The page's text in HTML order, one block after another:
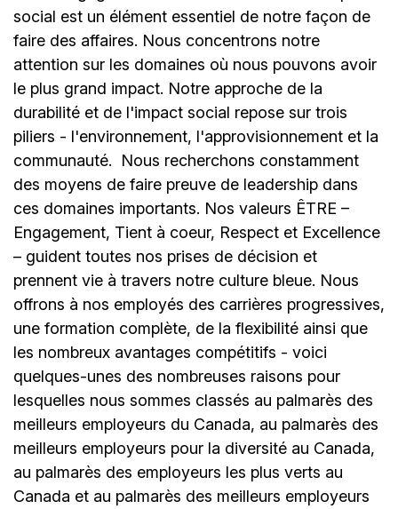
social est un élément essentiel de notre façon de
faire des affaires. Nous concentrons notre
attention sur les domaines où nous pouvons avoir
le plus grand impact. Notre approche de la
durabilité et de l'impact social repose sur trois
piliers - l'environnement, l'approvisionnement et la
communauté.
Nous recherchons constamment
des moyens de faire preuve de leadership dans
ces domaines importants. Nos valeurs ÊTRE –
Engagement, Tient à coeur, Respect et Excellence
– guident toutes nos prises de décision et
prennent vie à travers notre culture bleue. Nous
offrons à nos employés des carrières progressives,
une formation complète, de la flexibilité ainsi que
les nombreux avantages compétitifs - voici
quelques-unes des nombreuses raisons pour
lesquelles nous sommes classés au palmarès des
meilleurs employeurs du Canada, au palmarès des
meilleurs employeurs pour la diversité au Canada,
au palmarès des employeurs les plus verts au
Canada et au palmarès des meilleurs employeurs